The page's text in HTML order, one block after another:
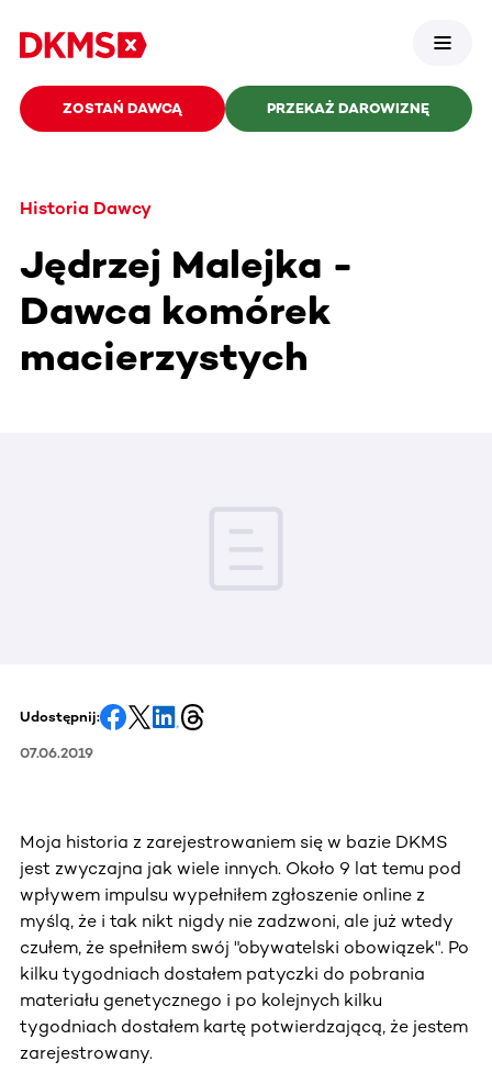
ZOSTAŃ DAWCĄ PRZEKAŻ DAROWIZNĘ
Historia Dawcy
Jędrzej Malejka -
Dawca komórek
macierzystych
Udostępnij:
07.06.2019
Moja historia z zarejestrowaniem się w bazie DKMS
jest zwyczajna jak wiele innych. Około 9 lat temu pod
wpływem impulsu wypełniłem zgłoszenie online z
myślą, że i tak nikt nigdy nie zadzwoni, ale już wtedy
czułem, że spełniłem swój "obywatelski obowiązek". Po
kilku tygodniach dostałem patyczki do pobrania
materiału genetycznego i po kolejnych kilku
tygodniach dostałem kartę potwierdzającą, że jestem
zarejestrowany.